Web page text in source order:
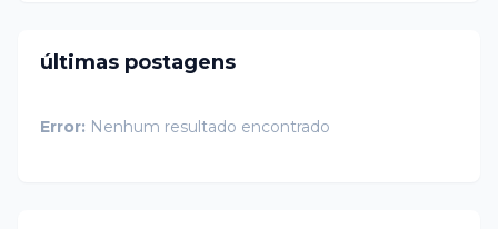
últimas postagens
Error: Nenhum resultado encontrado